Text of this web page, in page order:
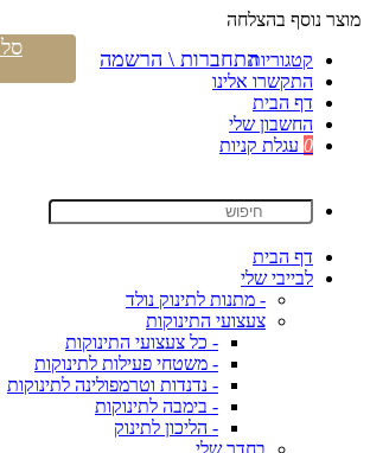
מוצר נוסף בהצלחה
קטגוריות
התקשרו אלינו
דף הבית
החשבון שלי
0 עגלת קניות
דף הבית
לבייבי שלי
- מתנות לתינוק נולד
צעצועי התינוקות
- כל צעצועי התינוקות
- משטחי פעילות לתינוקות
- נדנדות וטרמפולינה לתינוקות
- בימבה לתינוקות
- הליכון לתינוק
בחדר שלי
התחברות \ הרשמה